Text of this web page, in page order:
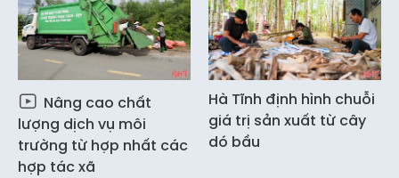
Nâng cao chất
lượng dịch vụ môi
trường từ hợp nhất các
hợp tác xã
Hà Tĩnh định hình chuỗi
giá trị sản xuất từ cây
dó bầu